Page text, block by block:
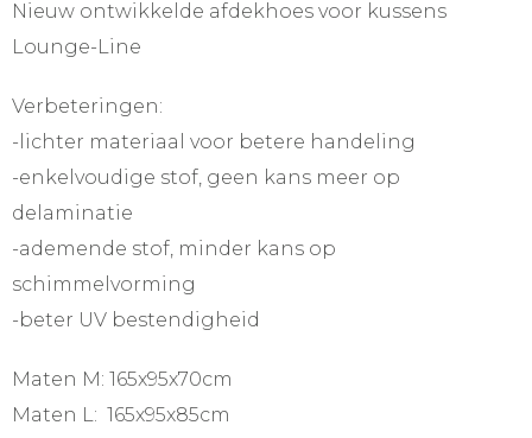
Nieuw ontwikkelde afdekhoes voor kussens
Lounge-Line
Verbeteringen:
-lichter materiaal voor betere handeling
-enkelvoudige stof, geen kans meer op
delaminatie
-ademende stof, minder kans op
schimmelvorming
-beter UV bestendigheid
Maten M: 165x95x70cm
Maten L: 165x95x85cm